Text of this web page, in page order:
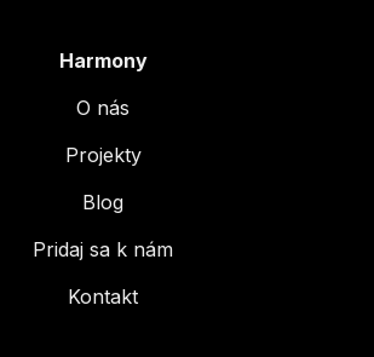
Harmony
O nás
Projekty
Blog
Pridaj sa k nám
Kontakt